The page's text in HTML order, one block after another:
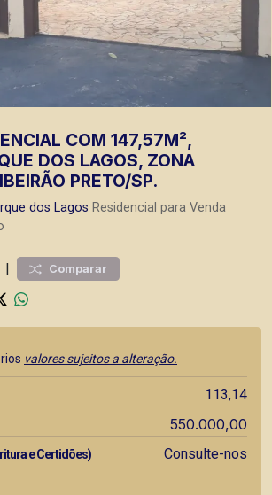
COM 147,57M²,
DOS LAGOS, ZONA
PRETO/SP.
dos Lagos Residencial para Venda
| Comparar
valores sujeitos a alteração.
113,14
550.000,00
e Certidões) Consulte-nos